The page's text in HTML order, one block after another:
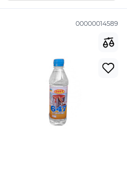
00000014589